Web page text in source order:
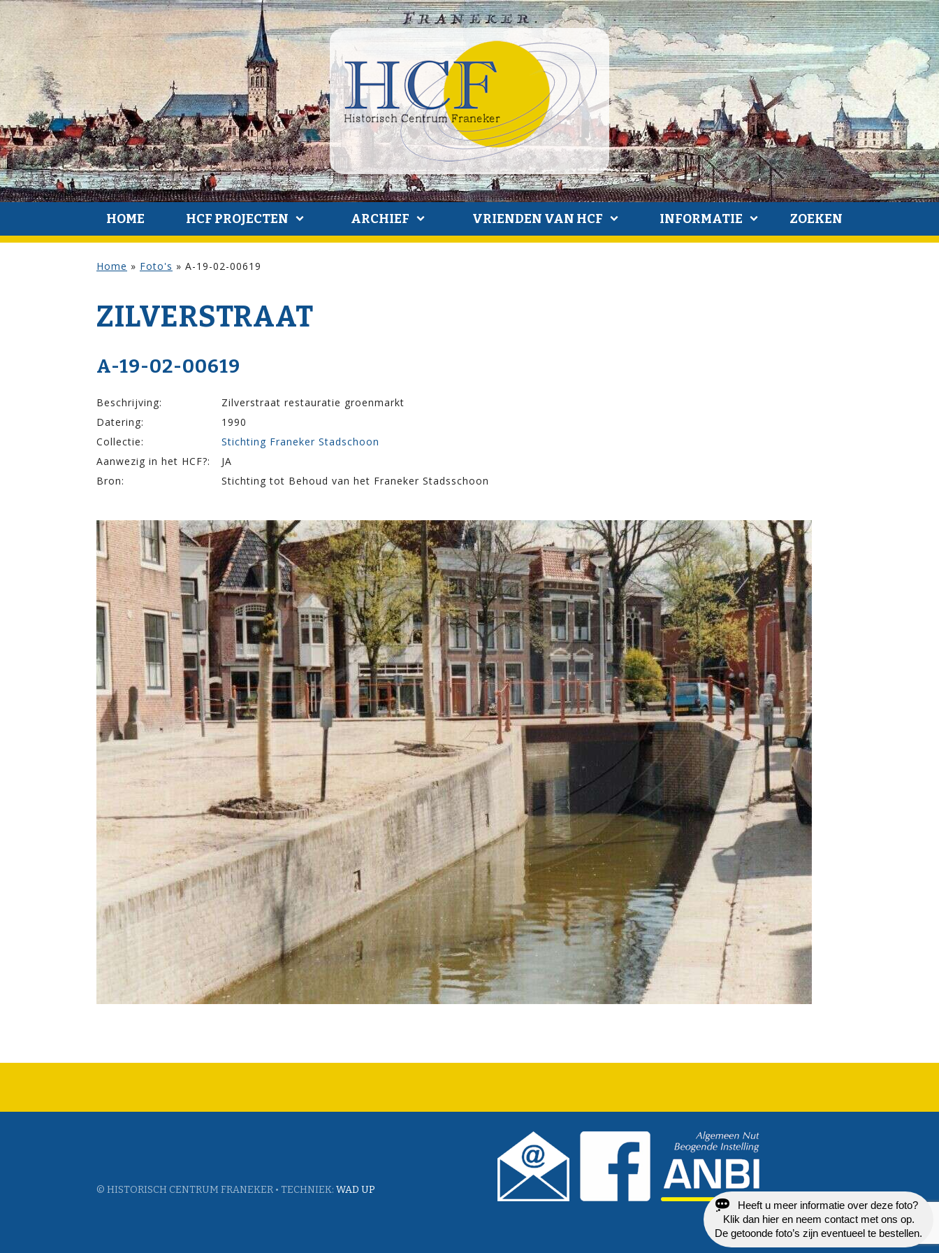
HOME HCF PROJECTEN ARCHIEF VRIENDEN VAN HCF INFORMATIE ZOEKEN
Home » Foto's » A-19-02-00619
ZILVER­STRAAT
A-19-02-00619
Beschrijving:
Zilverstraat restauratie groenmarkt
Datering:
1990
Collectie:
Stichting Franeker Stadschoon
Aanwezig in het HCF?:
JA
Bron:
Stichting tot Behoud van het Franeker Stadsschoon
© HISTORISCH CENTRUM FRANEKER • TECHNIEK: WAD UP
Heeft u meer informatie over deze foto?
Klik dan hier en neem contact met ons op.
De getoonde foto’s zijn eventueel te bestellen.